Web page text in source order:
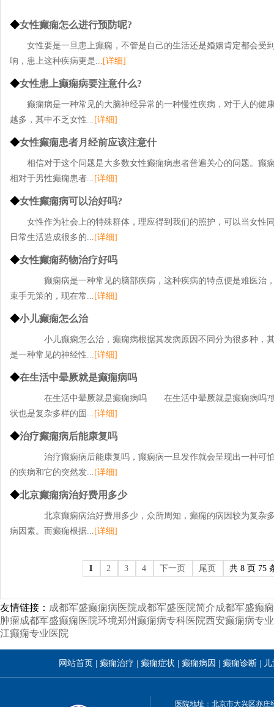
◆女性癫痫怎么进行预防呢?
女性要是一旦患上癫痫，不管是自己的生活还是婚姻肯定都会受
响，患上这种疾病更是... [详细]
◆女性患上癫痫病要注意什么?
癫痫病是一种常见的大脑神经异常的一种慢性疾病，对于人的健
越多，其中不乏女性... [详细]
◆女性癫痫患者月经前应该注意什
相信对于这个问题是大多数女性癫痫病患者普遍关心的问题。癫
相对于男性癫痫患者... [详细]
◆女性癫痫病可以治好吗?
女性作为社会上的特殊群体，理应得到我们的照护，可以当女性
日常生活造成很多的... [详细]
◆女性癫痫药物治疗好吗
癫痫病是一种常见的脑部疾病，这种疾病的特点便是难医治
束手无策的，现在常... [详细]
◆小儿癫痫怎么治
小儿癫痫怎么治，癫痫病根据其发病原因不同分为很多种，
是一种常见的神经性... [详细]
◆在生活中晕厥就是癫痫病吗
在生活中晕厥就是癫痫病吗 在生活中晕厥就是癫痫病吗?癫
状也是复杂多样的固... [详细]
◆治疗癫痫病后能康复吗
治疗癫痫病后能康复吗，癫痫病一旦发作就会呈现出一种可
的疾病和它的突然发... [详细]
◆北京癫痫病治好费用多少
北京癫痫病治好费用多少，众所周知，癫痫的病因较为复杂
病因素。而癫痫根据... [详细]
1 2 3 4 下一页 尾页 共 8 页 75
友情链接： 成都军盛癫痫病医院成都军盛医院简介成都军盛癫
肿瘤成都军盛癫痫医院环境郑州癫痫病专科医院西安癫痫病专
江癫痫专业医院
网站首页 |癫痫治疗 |癫痫症状 |癫痫病因 |癫痫诊断
医院地址：北京市大兴区亦